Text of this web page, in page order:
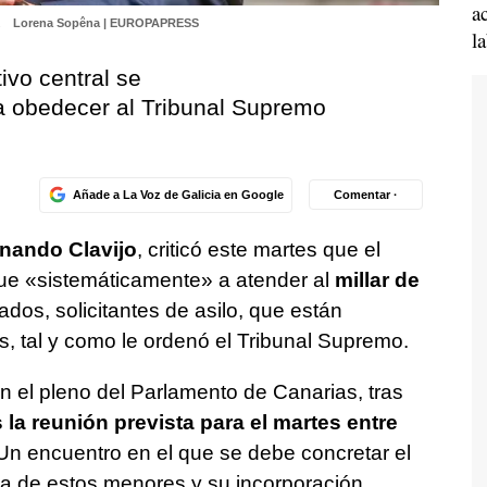
Lorena Sopêna | EUROPAPRESS
central se
al Tribunal Supremo
Añade a La Voz de Galicia en Google Comentar ·
Clavijo, criticó este martes que el
«sistemáticamente» a atender al millar de
solicitantes de asilo, que están
tal y como le ordenó el Tribunal Supremo.
el pleno del Parlamento de Canarias, tras
reunión prevista para el martes entre
encuentro en el que se debe concretar el